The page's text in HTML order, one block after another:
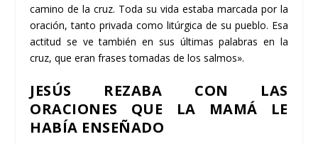
camino de la cruz. Toda su vida estaba marcada por la
oración, tanto privada como litúrgica de su pueblo. Esa
actitud se ve también en sus últimas palabras en la
cruz, que eran frases tomadas de los salmos».
JESÚS REZABA CON LAS
ORACIONES QUE LA MAMÁ LE
HABÍA ENSEÑADO